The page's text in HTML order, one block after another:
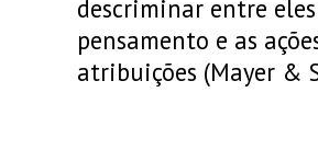
descriminar entre
pensamento e as
atribuições (Mayer &